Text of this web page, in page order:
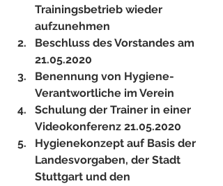
Trainingsbetrieb wieder
aufzunehmen
Beschluss des Vorstandes am
21.05.2020
Benennung von Hygiene-
Verantwortliche im Verein
Schulung der Trainer in einer
Videokonferenz 21.05.2020
Hygienekonzept auf Basis der
Landesvorgaben, der Stadt
Stuttgart und den